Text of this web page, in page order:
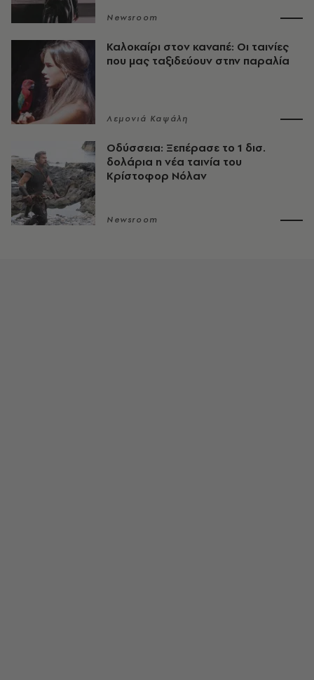
Newsroom
Καλοκαίρι στον καναπέ: Οι ταινίες
που μας ταξιδεύουν στην παραλία
Λεμονιά Καψάλη
Οδύσσεια: Ξεπέρασε το 1 δισ.
δολάρια η νέα ταινία του
Κρίστοφορ Νόλαν
Newsroom